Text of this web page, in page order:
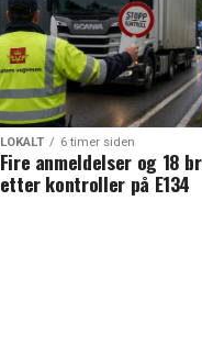
LOKALT 6 timer siden
Fire anmeldelser og 18
etter kontroller på E134